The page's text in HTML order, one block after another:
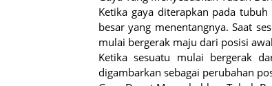
Ketika gaya diterapkan pada
besar yang menentangnya. Saat
mulai bergerak maju dari posisi
Ketika sesuatu mulai bergerak
digambarkan sebagai perubahan